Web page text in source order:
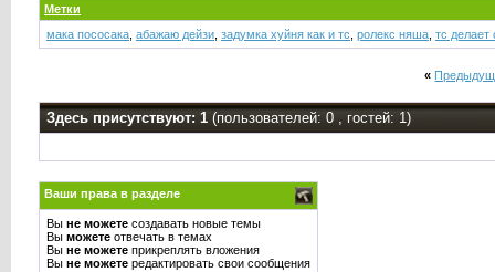
Метки
мака пососака, абажаю дейзи, задумка хуйня как и тс ролекс няша, тс делает
«
Здесь присутствуют: 1 (пользователей: 0 , гостей: 1)
Ваши права в разделе
Вы не можетесоздавать новые темы
Вы можетеотвечать в темах
Вы не можетеприкреплять вложения
Вы не можетередактировать свои сообщения